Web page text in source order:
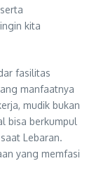
kita
fasilitas
manfaatnya
mudik bukan
bisa berkumpul
Lebaran.
yang memfasi